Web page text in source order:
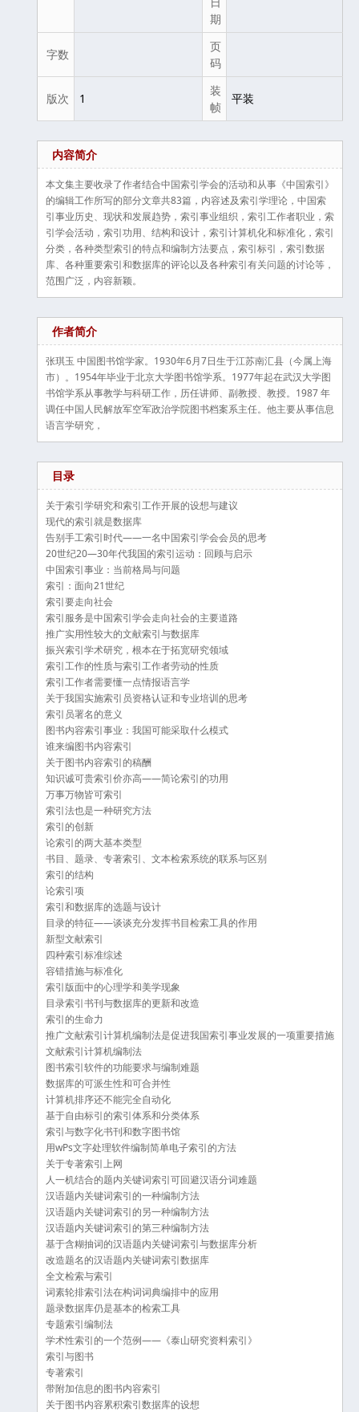
期
字数
页
码
版次 1
装
帧
平装
内容简介
本文集主要收录了作者结合中国索引学会的活动和从事《中国索引》
的编辑工作所写的部分文章共83篇，内容述及索引学理论，中国索
引事业历史、现状和发展趋势，索引事业组织，索引工作者职业，索
引学会活动，索引功用、结构和设计，索引计算机化和标准化，索引
分类，各种类型索引的特点和编制方法要点，索引标引，索引数据
库、各种重要索引和数据库的评论以及各种索引有关问题的讨论等，
范围广泛，内容新颖。
作者简介
张琪玉 中国图书馆学家。1930年6月7日生于江苏南汇县（今属上海
市）。1954年毕业于北京大学图书馆学系。1977年起在武汉大学图
书馆学系从事教学与科研工作，历任讲师、副教授、教授。1987 年
调任中国人民解放军空军政治学院图书档案系主任。他主要从事信息
语言学研究，
目录
关于索引学研究和索引工作开展的设想与建议
现代的索引就是数据库
告别手工索引时代——一名中国索引学会会员的思考
20世纪20—30年代我国的索引运动：回顾与启示
中国索引事业：当前格局与问题
索引：面向21世纪
索引要走向社会
索引服务是中国索引学会走向社会的主要道路
推广实用性较大的文献索引与数据库
振兴索引学术研究，根本在于拓宽研究领域
索引工作的性质与索引工作者劳动的性质
索引工作者需要懂一点情报语言学
关于我国实施索引员资格认证和专业培训的思考
索引员署名的意义
图书内容索引事业：我国可能采取什么模式
谁来编图书内容索引
关于图书内容索引的稿酬
知识诚可贵索引价亦高——简论索引的功用
万事万物皆可索引
索引法也是一种研究方法
索引的创新
论索引的两大基本类型
书目、题录、专著索引、文本检索系统的联系与区别
索引的结构
论索引项
索引和数据库的选题与设计
目录的特征——谈谈充分发挥书目检索工具的作用
新型文献索引
四种索引标准综述
容错措施与标准化
索引版面中的心理学和美学现象
目录索引书刊与数据库的更新和改造
索引的生命力
推广文献索引计算机编制法是促进我国索引事业发展的一项重要措施
文献索引计算机编制法
图书索引软件的功能要求与编制难题
数据库的可派生性和可合并性
计算机排序还不能完全自动化
基于自由标引的索引体系和分类体系
索引与数字化书刊和数字图书馆
用wPs文字处理软件编制简单电子索引的方法
关于专著索引上网
人一机结合的题内关键词索引可回避汉语分词难题
汉语题内关键词索引的一种编制方法
汉语题内关键词索引的另一种编制方法
汉语题内关键词索引的第三种编制方法
基于含糊抽词的汉语题内关键词索引与数据库分析
改造题名的汉语题内关键词索引数据库
全文检索与索引
词素轮排索引法在构词词典编排中的应用
题录数据库仍是基本的检索工具
专题索引编制法
学术性索引的一个范例——《泰山研究资料索引》
索引与图书
专著索引
带附加信息的图书内容索引
关于图书内容累积索引数据库的设想